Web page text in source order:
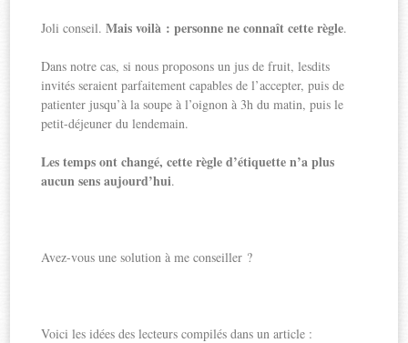
Joli conseil.Mais voilà : personne ne connaît cette règle.
Dans notre cas, si nous proposons un jus de fruit, lesdits
invités seraient parfaitement capables de l’accepter, puis de
patienter jusqu’à la soupe à l’oignon à 3h du matin, puis le
petit-déjeuner du lendemain.
Les temps ont changé, cette règle d’étiquette n’a plus
aucun sens aujourd’hui.
Avez-vous une solution à me conseiller ?
Voici les idées des lecteurs compilés dans un article :